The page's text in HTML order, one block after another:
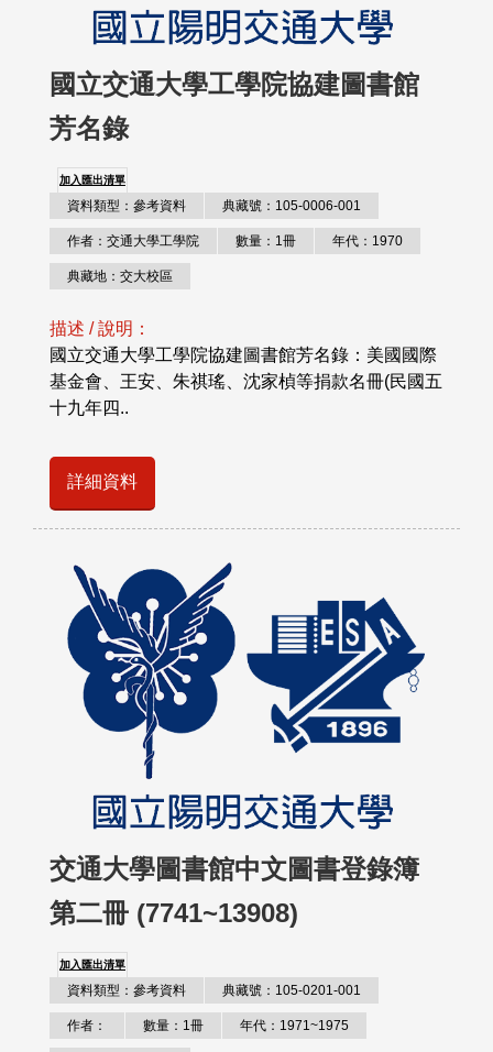
國立交通大學工學院協建圖書館
芳名錄
加入匯出清單
資料類型：參考資料 典藏號：105-0006-001
作者：交通大學工學院 數量：1冊 年代：1970
典藏地：交大校區
描述 / 說明：
國立交通大學工學院協建圖書館芳名錄：美國國際
基金會、王安、朱祺瑤、沈家楨等捐款名冊(民國五
十九年四..
詳細資料
交通大學圖書館中文圖書登錄簿
第二冊 (7741~13908)
加入匯出清單
資料類型：參考資料 典藏號：105-0201-001
作者： 數量：1冊 年代：1971~1975